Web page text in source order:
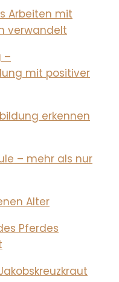
Arbeiten mit
verwandelt
–
mit positiver
erkennen
– mehr als nur
Alter
Pferdes